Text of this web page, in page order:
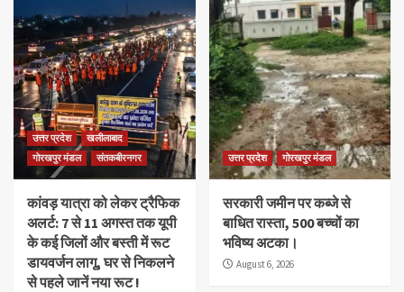
उत्तर प्रदेश
खलीलाबाद
गोरखपुर मंडल
संतकबीरनगर
कांवड़ यात्रा को लेकर ट्रैफिक
अलर्ट: 7 से 11 अगस्त तक यूपी
के कई जिलों और बस्ती में रूट
डायवर्जन लागू, घर से निकलने
से पहले जानें नया रूट !
उत्तर प्रदेश गोरखपुर मंडल
सरकारी जमीन पर कब्जे से
बाधित रास्ता, 500 बच्चों का
भविष्य अटका।
August 6, 2026